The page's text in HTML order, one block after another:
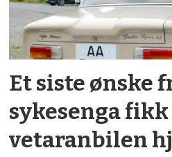
Et siste ønske
sykesenga fikk
vetaranbilen